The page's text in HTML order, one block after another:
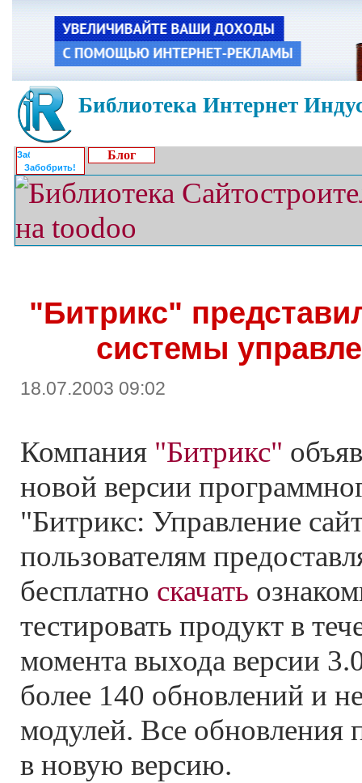
Библиотека Интернет
Забобрить!
Блог
"Битрикс"
системы
18.07.2003 09:02
Компания "Битрикс"
новой версии
"Битрикс: Управление
пользователям
бесплатно скачать
тестировать продукт в
момента выхода версии
более 140 обновлений и
модулей. Все обновления
в новую версию.